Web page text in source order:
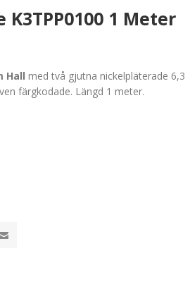
1 Meter
Hall med två gjutna nickelpläterade 6,3
färgkodade. Längd 1 meter.